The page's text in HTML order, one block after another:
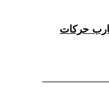
حركات